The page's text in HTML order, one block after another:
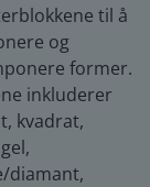
til å
og
former.
inkluderer
kvadrat,
diamant,